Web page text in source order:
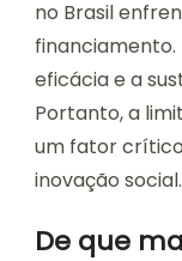
no Brasil
eficácia e a
Portanto, a
um fator
inovação social.
De que